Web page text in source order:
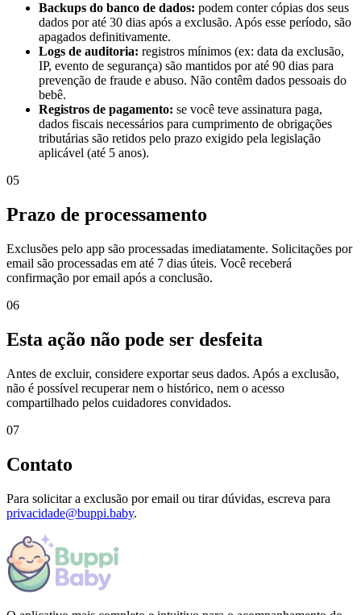
Backups do banco de dados: podem conter cópias dos seus
dados por até 30 dias após a exclusão. Após esse período, são
apagados definitivamente.
Logs de auditoria: registros mínimos (ex: data da exclusão,
IP, evento de segurança) são mantidos por até 90 dias para
prevenção de fraude e abuso. Não contêm dados pessoais do
bebê.
Registros de pagamento: se você teve assinatura paga,
dados fiscais necessários para cumprimento de obrigações
tributárias são retidos pelo prazo exigido pela legislação
aplicável (até 5 anos).
05
Prazo de processamento
Exclusões pelo app são processadas imediatamente. Solicitações por
email são processadas em até 7 dias úteis. Você receberá
confirmação por email após a conclusão.
06
Esta ação não pode ser desfeita
Antes de excluir, considere exportar seus dados. Após a exclusão,
não é possível recuperar nem o histórico, nem o acesso
compartilhado pelos cuidadores convidados.
07
Contato
Para solicitar a exclusão por email ou tirar dúvidas, escreva para
privacidade@buppi.baby.